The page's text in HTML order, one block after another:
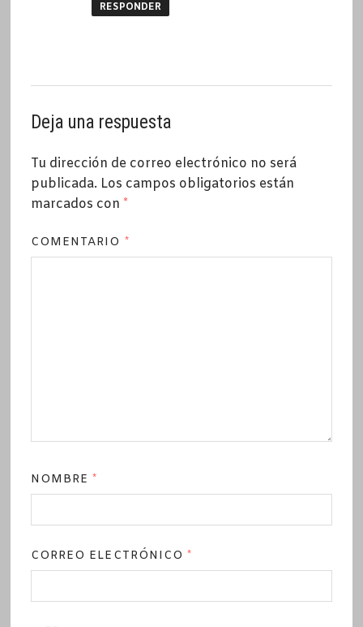
RESPONDER
Deja una respuesta
Tu dirección de correo electrónico no será
publicada. Los campos obligatorios están
marcados con *
COMENTARIO *
NOMBRE*
CORREO ELECTRÓNICO*